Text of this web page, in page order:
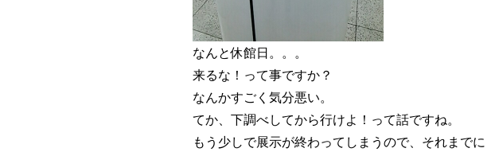
なんと休館日。。。
来るな！って事ですか？
なんかすごく気分悪い。
てか、下調べしてから行けよ！って話ですね。
もう少しで展示が終わってしまうので、それまでに